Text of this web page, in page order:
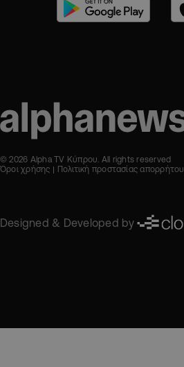
© 2026 Alpha TV Κύπρου. All rights reserved
Όροι χρήσης
Πολιτική προστασίας απορρήτου
Designed & Developed by